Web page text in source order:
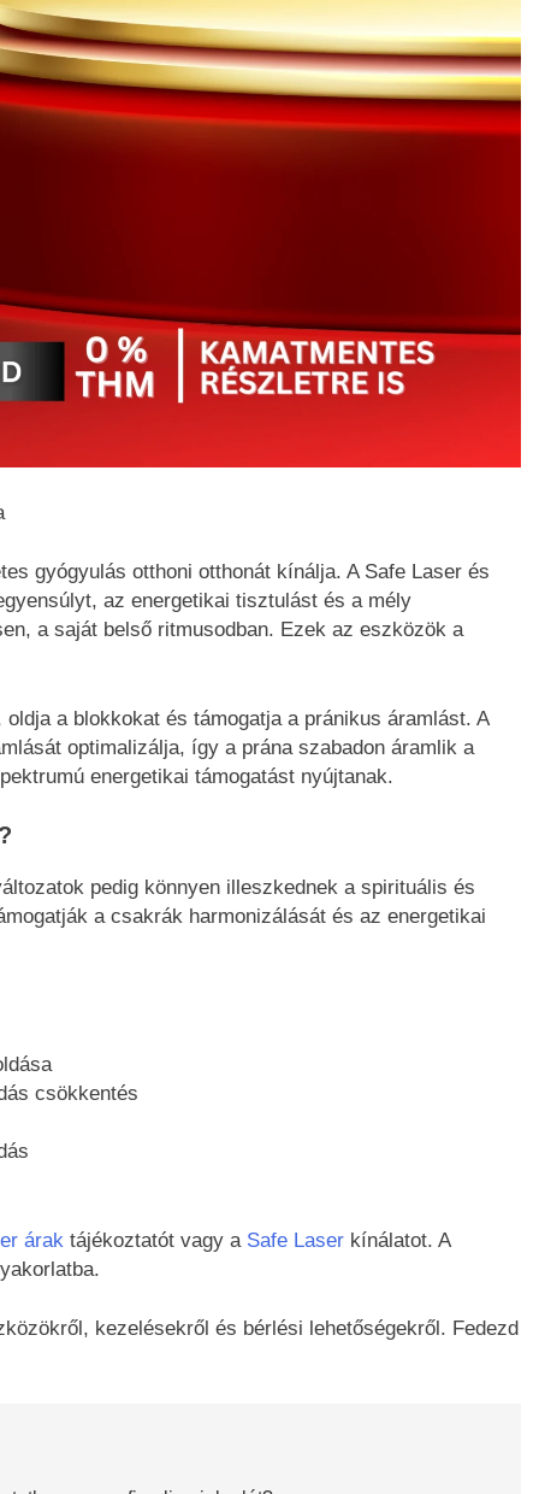
gyógyulás otthoni otthonát kínálja. A Safe Laser és
az energetikai tisztulást és a mély
a saját belső ritmusodban. Ezek az eszközök a
a blokkokat és támogatja a pránikus áramlást. A
optimalizálja, így a prána szabadon áramlik a
energetikai támogatást nyújtanak.
pedig könnyen illeszkednek a spirituális és
a csakrák harmonizálását és az energetikai
csökkentés
árak tájékoztatót vagy a Safe Laser kínálatot. A
kezelésekről és bérlési lehetőségekről. Fedezd